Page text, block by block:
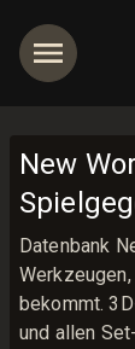
New
Datenbank
bekommt.
und allen